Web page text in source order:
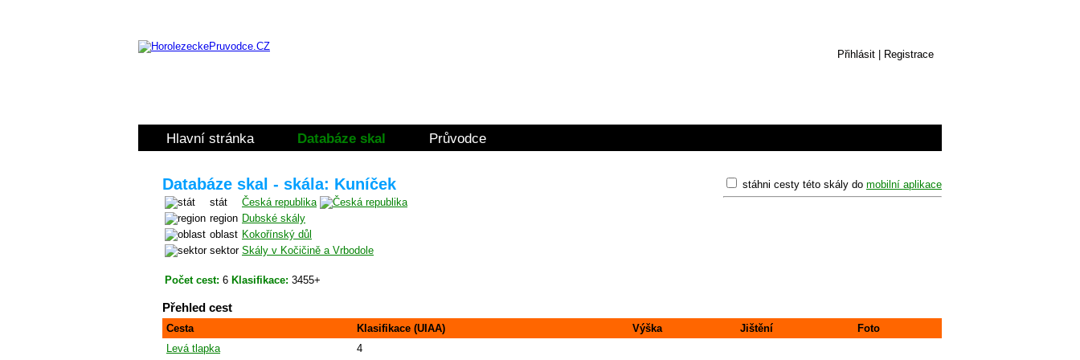
Přihlásit Registrace
Hlavní stránka Databáze skal Průvodce
stáhni cesty této skály do mobilní aplikace
Databáze skal - skála: Kuníček
stát
Česká republika
region Dubské skály
oblast Kokořínský důl
sektor Skály v Kočičině a Vrbodole
Počet cest: 6 Klasifikace: 3455+
Přehled cest
Cesta Klasifikace (UIAA) Výška Jištění
Foto
Levá tlapka
4